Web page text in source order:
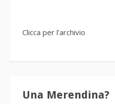
Clicca per l'archivio
Una Merendina?